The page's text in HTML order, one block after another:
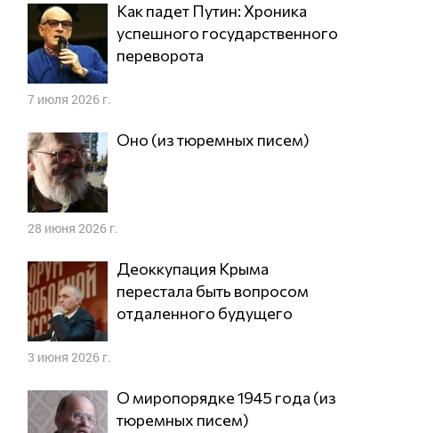
Как падет Путин: Хроника
успешного государственного
переворота
7 июля 2026 г.
Оно (из тюремных писем)
28 июня 2026 г.
Деоккупация Крыма
перестала быть вопросом
отдаленного будущего
3 июня 2026 г.
О миропорядке 1945 года (из
тюремных писем)